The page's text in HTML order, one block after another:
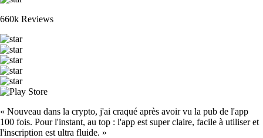
660k Reviews
« Nouveau dans la crypto, j'ai craqué après avoir vu la pub de l'app
100 fois. Pour l'instant, au top : l'app est super claire, facile à utiliser et
l'inscription est ultra fluide. »